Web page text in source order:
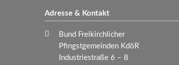
Adresse & Kontakt
Bund Freikirchlicher
Pfingstgemeinden KdöR
Industriestraße 6 – 8